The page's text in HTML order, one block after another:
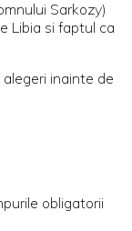
Sarkozy)
Libia si faptul ca
inainte de
obligatorii